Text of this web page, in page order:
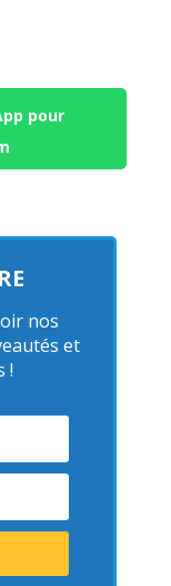
pour
nos
et
!